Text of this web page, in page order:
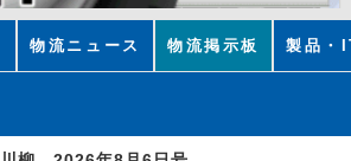
物流ニュース 物流掲示板 製品・